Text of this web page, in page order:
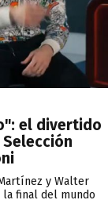
el divertido
y Walter
la final del mundo